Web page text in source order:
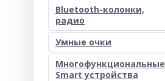
Bluetooth-колонки,
радио
Умные очки
Многофункциональные
Smart устройства